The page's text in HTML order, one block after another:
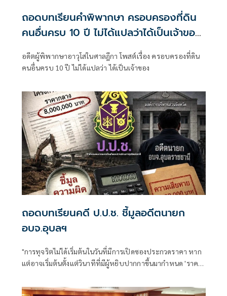
ถอดบทเรียนคำพิพากษา ครอบครองที่ดิน
คนอื่นครบ 10 ปี ไม่ได้แปลว่าได้เป็นเจ้าของ
อดีตผู้พิพากษาอาวุโสในศาลฎีกา โพสต์เรื่อง ครอบครองที่ดิน
คนอื่นครบ 10 ปี ไม่ได้แปลว่า ได้เป็นเจ้าของ
ถอดบทเรียนคดี ป.ป.ช. ชี้มูลอดีตนายก
อบจ.อุบลฯ
"การทุจริตไม่ได้เริ่มต้นในวันที่มีการเปิดซองประกวดราคา หาก
แต่อาจเริ่มต้นตั้งแต่วินาทีที่มีผู้หยิบปากกาขึ้นมากำหนด 'ราคา